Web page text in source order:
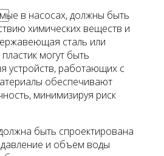
в насосах, должны быть
химических веществ и
сталь или
могут быть
устройств, работающих с
обеспечивают
минимизируя риск
быть спроектирована
и объем воды